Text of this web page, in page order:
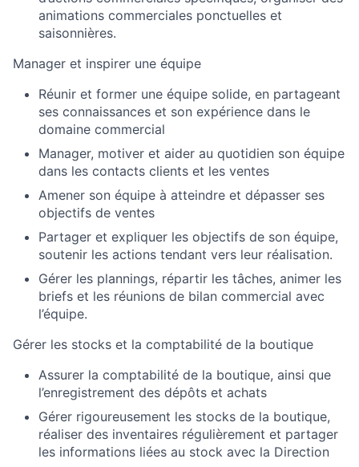
animations commerciales ponctuelles et
saisonnières.
Manager et inspirer une équipe
Réunir et former une équipe solide, en partageant
ses connaissances et son expérience dans le
domaine commercial
Manager, motiver et aider au quotidien son équipe
dans les contacts clients et les ventes
Amener son équipe à atteindre et dépasser ses
objectifs de ventes
Partager et expliquer les objectifs de son équipe,
soutenir les actions tendant vers leur réalisation.
Gérer les plannings, répartir les tâches, animer les
briefs et les réunions de bilan commercial avec
l’équipe.
Gérer les stocks et la comptabilité de la boutique
Assurer la comptabilité de la boutique, ainsi que
l’enregistrement des dépôts et achats
Gérer rigoureusement les stocks de la boutique,
réaliser des inventaires régulièrement et partager
les informations liées au stock avec la Direction